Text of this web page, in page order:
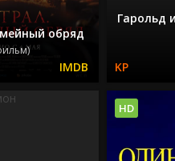
обряд
Гарольд
HD